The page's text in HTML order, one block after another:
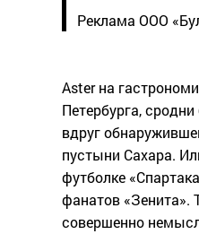
Реклама ООО
Aster на
Петербурга,
вдруг
пустыни Сахара.
футболке
фанатов «Зенита».
совершенно